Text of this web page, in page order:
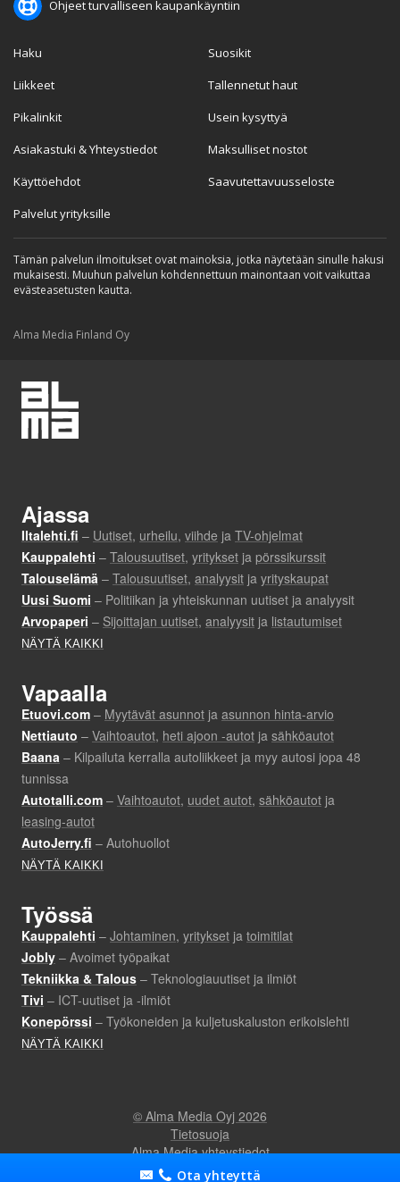
Ota yhteyttä
Ohjeet turvalliseen kaupankäyntiin
Haku
Liikkeet
Pikalinkit
Asiakastuki & Yhteystiedot
Käyttöehdot
Palvelut yrityksille
Suosikit
Tallennetut haut
Usein kysyttyä
Maksulliset nostot
Saavutettavuusseloste
Tämän palvelun ilmoitukset ovat mainoksia, jotka näytetään sinulle hakusi
mukaisesti. Muuhun palvelun kohdennettuun mainontaan voit vaikuttaa
evästeasetusten kautta.
Alma Media Finland Oy